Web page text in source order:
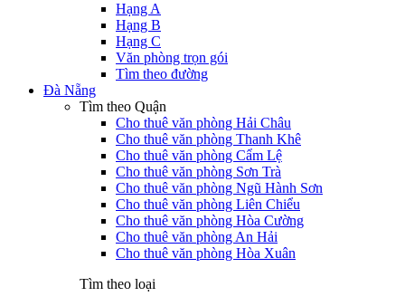
Hạng A
Hạng B
Hạng C
Văn phòng trọn gói
Tìm theo đường
Đà Nẵng
Tìm theo Quận
Cho thuê văn phòng Hải Châu
Cho thuê văn phòng Thanh Khê
Cho thuê văn phòng Cẩm Lệ
Cho thuê văn phòng Sơn Trà
Cho thuê văn phòng Ngũ Hành Sơn
Cho thuê văn phòng Liên Chiểu
Cho thuê văn phòng Hòa Cường
Cho thuê văn phòng An Hải
Cho thuê văn phòng Hòa Xuân
Tìm theo loại